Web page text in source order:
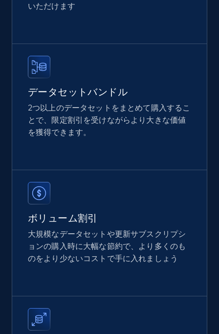
Sku, Product id, Product name, Manufacturer,
and more.
eCommerce
2.1K+ 355+ 今すぐ購入
price, Currency, Availability, Reviews count, and
more.
eCommerce
2.1K+ 375+ 今すぐ購入
URL, Product id, Listing inventory id, Title, Rating,
Reviews count shop, Reviews count item, Initial
いただけます
データセットバンドル
2つ以上のデータセットをまとめて購入するこ
とで、限定割引を受けながらより大きな価値
を獲得できます。
ボリューム割引
大規模なデータセットや更新サブスクリプシ
ョンの購入時に大幅な節約で、より多くのも
のをより少ないコストで手に入れましょう